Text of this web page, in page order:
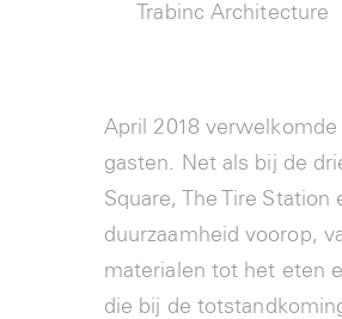
Trabinc Architecture
April 2018
gasten. Net als bij de
Square, The Tire
duurzaamheid voorop,
materialen tot het eten
die bij de